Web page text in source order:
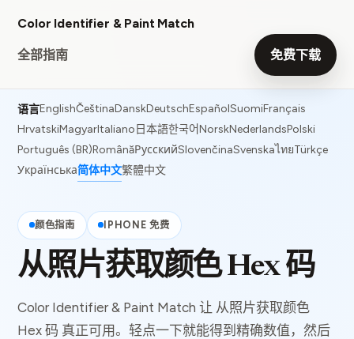
Color Identifier & Paint Match
全部指南 免费下载
语言EnglishČeštinaDanskDeutschEspañolSuomiFrançais
HrvatskiMagyarItaliano 日本語한국어NorskNederlandsPolski
Português (BR)RomânăРусскийSlovenčinaSvenskaไทยTürkçe
Українська简体中文繁體中文
颜色指南 IPHONE 免费
从照片获取颜色 Hex 码
Color Identifier & Paint Match 让 从照片获取颜色
Hex 码 真正可用。轻点一下就能得到精确数值，然后